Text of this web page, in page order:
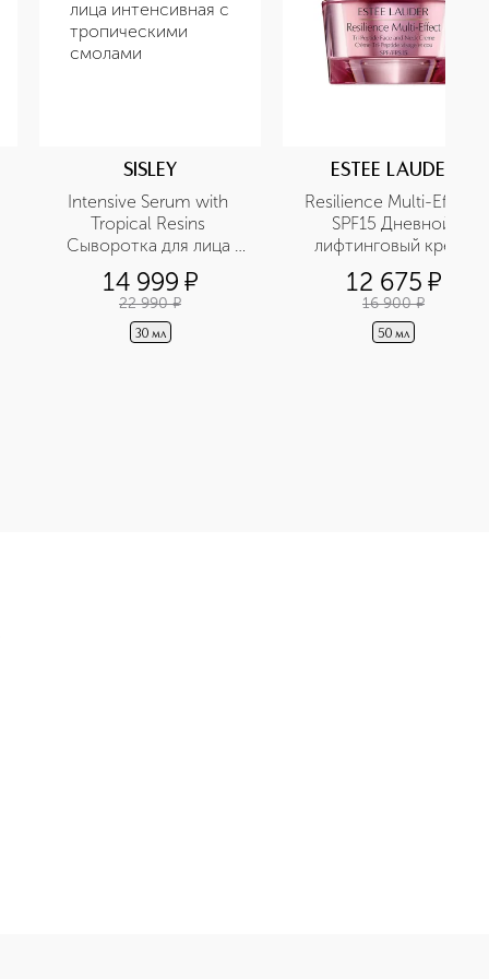
SISLEY
Intensive Serum with
Tropical Resins
Сыворотка для лица
интенсивная с
тропическими смолами
14 999 ¤
22 990 ¤
30 мл
ESTEE LAUDER
Resilience Multi-Effect
SPF15 Дневной
лифтинговый крем,
повышающий
кожи лица и шеи
12 675 ¤
16 900 ¤
50 мл